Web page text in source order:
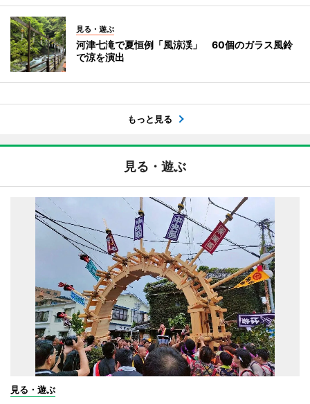
見る・遊ぶ
河津七滝で夏恒例「風涼渓」 60個のガラス風鈴
で涼を演出
もっと見る
見る・遊ぶ
見る・遊ぶ